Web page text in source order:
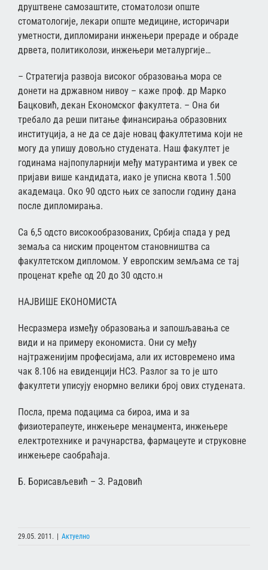
друштвене самозаштите, стоматолози опште
стоматологије, лекари опште медицине, историчари
уметности, дипломирани инжењери прераде и обраде
дрвета, политиколози, инжењери металургије…
– Стратегија развоја високог образовања мора се
донети на државном нивоу – каже проф. др Марко
Бацковић, декан Економског факултета. – Она би
требало да реши питање финансирања образовних
институција, а не да се даје новац факултетима који не
могу да упишу довољно студената. Наш факултет је
годинама најпопуларнији међу матурантима и увек се
пријави више кандидата, иако је уписна квота 1.500
академаца. Око 90 одсто њих се запосли годину дана
после дипломирања.
Са 6,5 одсто високообразованих, Србија спада у ред
земаља са ниским процентом становништва са
факултетском дипломом. У европским земљама се тај
проценат креће од 20 до 30 одсто.н
НАЈВИШЕ ЕКОНОМИСТА
Несразмера између образовања и запошљавања се
види и на примеру економиста. Они су међу
најтраженијим професијама, али их истовремено има
чак 8.106 на евиденцији НСЗ. Разлог за то је што
факултети уписују енормно велики број ових студената.
Посла, према подацима са бироа, има и за
физиотерапеуте, инжењере менаџмента, инжењере
електротехнике и рачунарства, фармацеуте и струковне
инжењере саобраћаја.
Б. Борисављевић – З. Радовић
29.05. 2011. | Актуелно